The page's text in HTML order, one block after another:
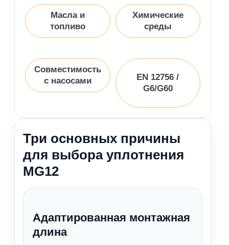
Масла и
топливо
Химические
среды
Совместимость
с насосами
EN 12756 /
G6/G60
Три основных причины
для выбора уплотнения
MG12
Адаптированная монтажная
длина